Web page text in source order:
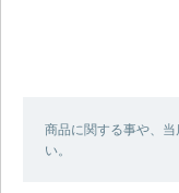
商品に関する事や、
い。